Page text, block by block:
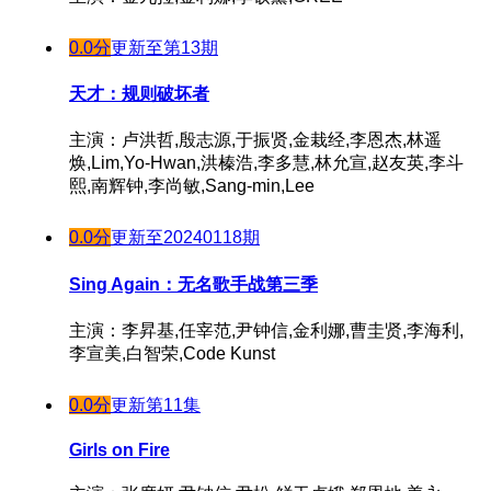
0.0分更新至第13期
天才：规则破坏者
主演：卢洪哲,殷志源,于振贤,金栽经,李恩杰,林遥
焕,Lim,Yo-Hwan,洪榛浩,李多慧,林允宣,赵友英,李斗
熙,南辉钟,李尚敏,Sang-min,Lee
0.0分更新至20240118期
Sing Again：无名歌手战第三季
主演：李昇基,任宰范,尹钟信,金利娜,曹圭贤,李海利,
李宣美,白智荣,Code Kunst
0.0分更新第11集
Girls on Fire